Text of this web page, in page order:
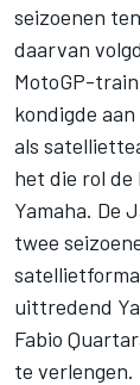
seizoenen
daarvan
MotoGP-
kondigde
als
het die rol
Yamaha. De
twee
uittredend
Fabio
te verlengen.